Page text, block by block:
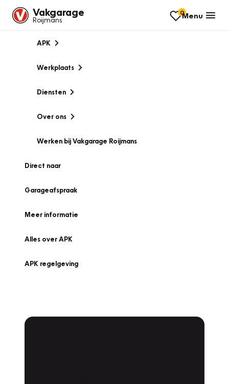
Vakgarage
Roijmans
0Menu
APK
Werkplaats
Diensten
Over ons
Werken bij Vakgarage Roijmans
Direct naar
Garageafspraak
Meer informatie
Alles over APK
APK regelgeving